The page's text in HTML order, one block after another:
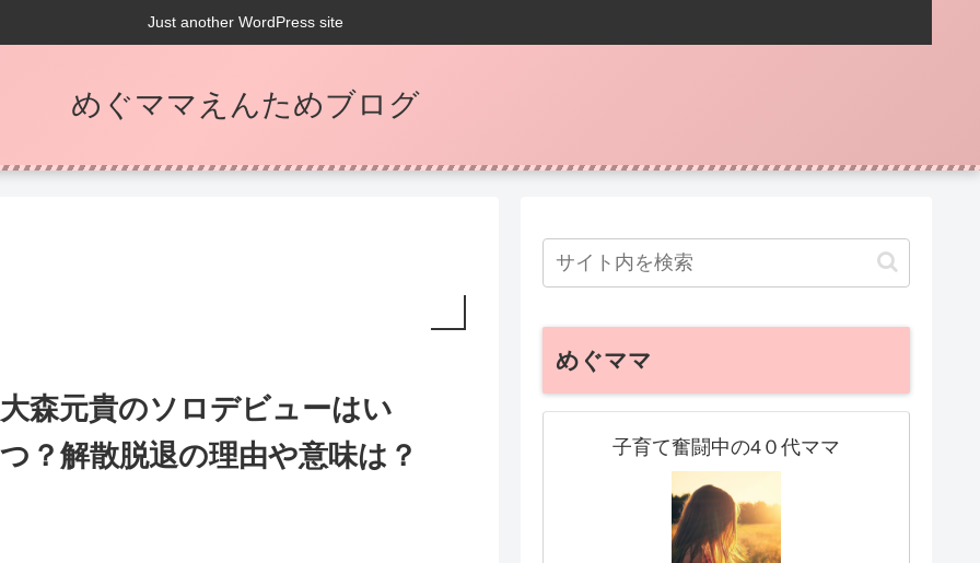
Just another WordPress site
めぐママえんためブログ
大森元貴のソロデビューはい
つ？解散脱退の理由や意味は？
めぐママ
子育て奮闘中の4０代ママ